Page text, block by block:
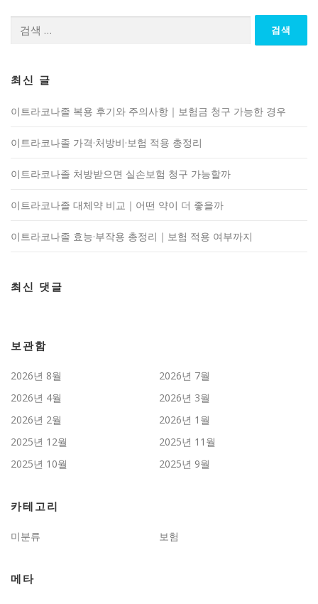
최신 글
이트라코나졸 복용 후기와 주의사항｜보험금 청구 가능한 경우
이트라코나졸 가격·처방비·보험 적용 총정리
이트라코나졸 처방받으면 실손보험 청구 가능할까
이트라코나졸 대체약 비교｜어떤 약이 더 좋을까
이트라코나졸 효능·부작용 총정리｜보험 적용 여부까지
최신 댓글
보관함
2026년 8월
2026년 7월
2026년 4월
2026년 3월
2026년 2월
2026년 1월
2025년 12월
2025년 11월
2025년 10월
2025년 9월
카테고리
미분류 보험
메타